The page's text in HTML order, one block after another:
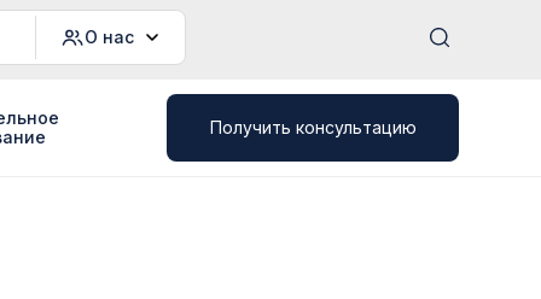
О нас
Получить консультацию